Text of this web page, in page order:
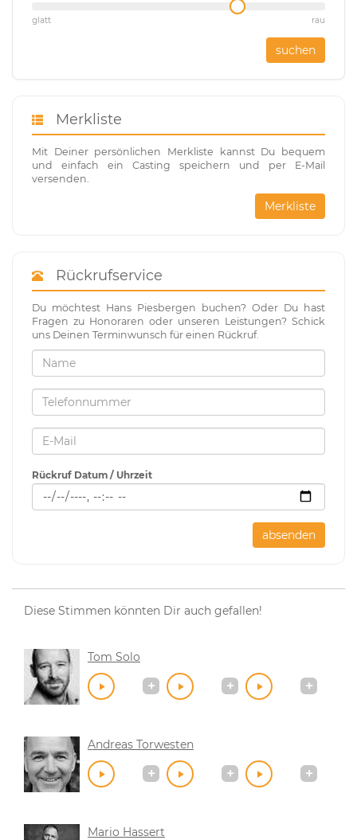
glatt rau
suchen
Merkliste
Mit Deiner persönlichen Merkliste kannst Du bequem
und einfach ein Casting speichern und per E-Mail
versenden.
Merkliste
Rückrufservice
Du möchtest Hans Piesbergen buchen? Oder Du hast
Fragen zu Honoraren oder unseren Leistungen? Schick
uns Deinen Terminwunsch für einen Rückruf.
Rückruf Datum / Uhrzeit
absenden
Diese Stimmen könnten Dir auch gefallen!
Tom Solo
Andreas Torwesten
Mario Hassert